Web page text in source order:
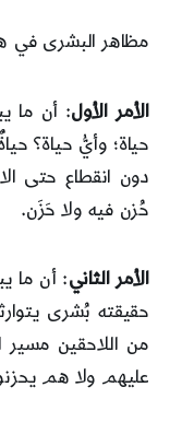
مظاهر البشرى في
الأمر الأول: أن ما
حياة؛ وأيُّ حياة؟
دون انقطاع حتى
حُزن فيه ولا حَزَن.
الأمر الثاني: أن ما
حقيقته بُشرى
من اللاحقين مسير
عليهم ولا هم